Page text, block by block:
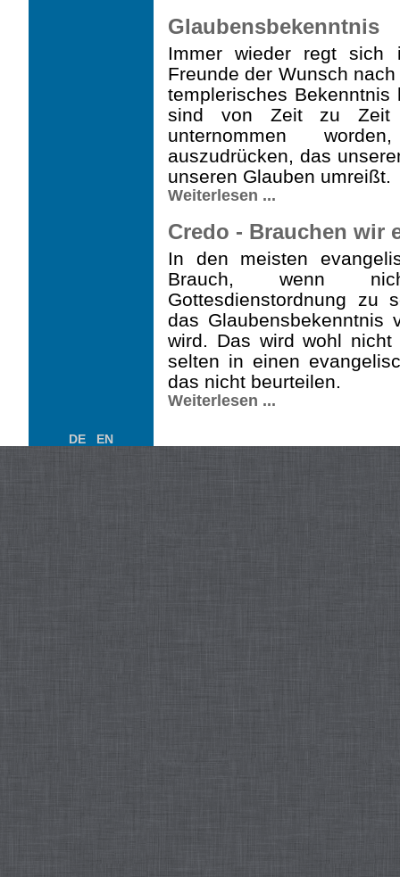
Glaubensbekenntnis
Immer wieder regt sich
Freunde der Wunsch
templerisches Bekenntnis
sind von Zeit zu Zeit
unternommen
auszudrücken, das
unseren Glauben umreißt.
Weiterlesen ...
Credo - Brauchen wir
In den meisten
Brauch, wenn
Gottesdienstordnung zu
das Glaubensbe­kenntnis
wird. Das wird wohl
selten in einen
das nicht beurteilen.
Weiterlesen ...
DE EN